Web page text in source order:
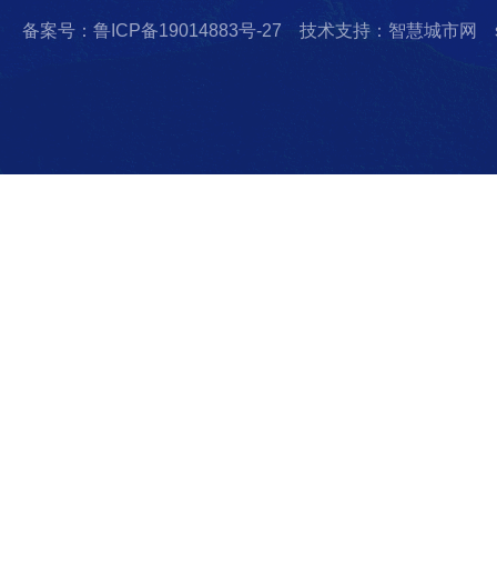
备案号：鲁ICP备19014883号-27 技术支持：智慧城市网